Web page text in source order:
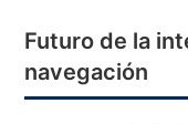
Futuro de la
navegación